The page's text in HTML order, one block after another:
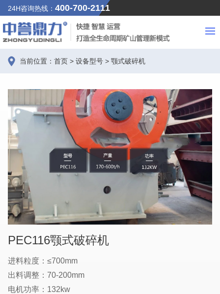
24H咨询热线： 400-700-2111
当前位置： 首页 > 设备型号 > 颚式破碎机
PEC116颚式破碎机
进料粒度：≤700mm
出料调整：70-200mm
电机功率：132kw